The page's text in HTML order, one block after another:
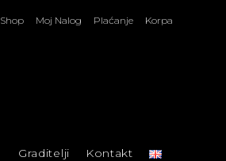
Shop Moj Nalog Plaćanje Korpa
Graditelji Kontakt